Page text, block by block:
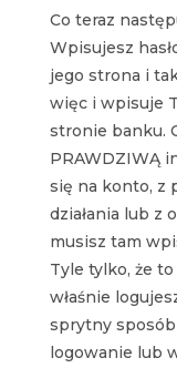
Co teraz
Wpisujesz
jego strona i
więc i wpisuje
stronie banku.
PRAWDZIWĄ
się na konto, z
działania lub z
musisz tam
Tyle tylko, że
właśnie
sprytny
logowanie lub